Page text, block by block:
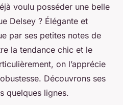
voulu posséder une belle
Delsey ? Élégante et
par ses petites notes de
la tendance chic et le
on l’apprécie
Découvrons ses
quelques lignes.